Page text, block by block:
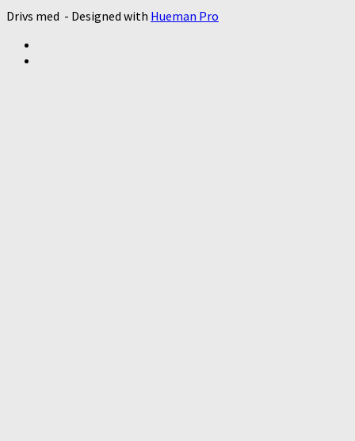
Drivs med - Designed with Hueman Pro